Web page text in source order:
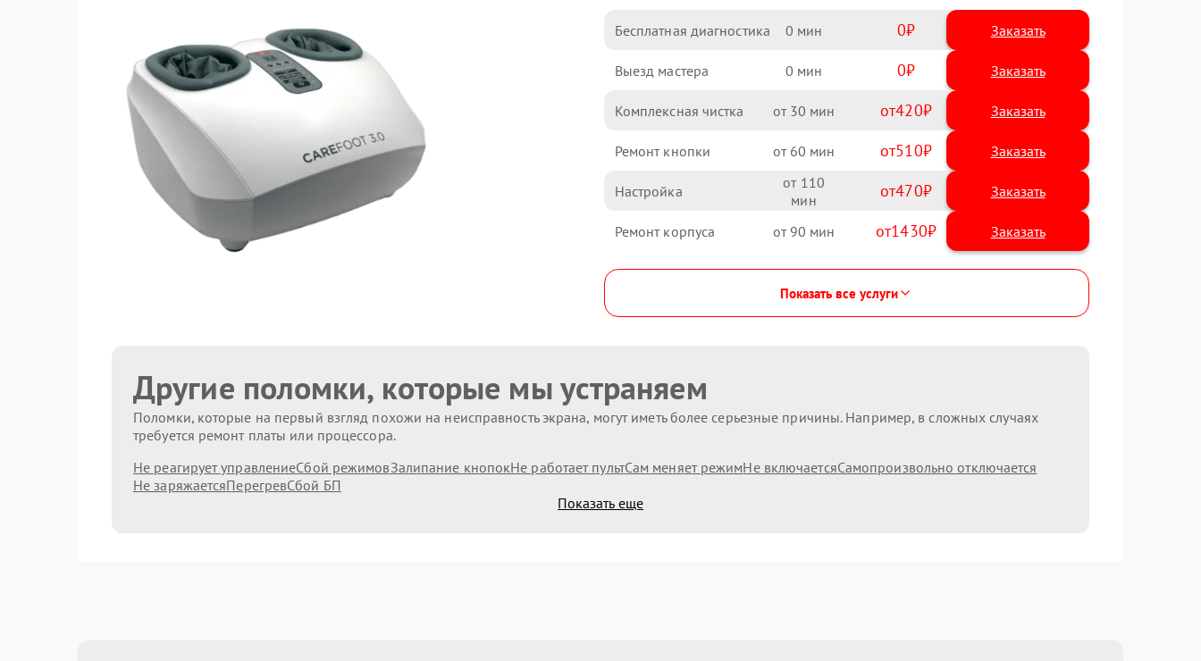
Бесплатная диагностика 0 0 Заказать
Выезд мастера 0 0 Заказать
Комплексная чистка 30 420
Ремонт кнопки 60 510
Настройка 110 470
Ремонт корпуса 90 1430
Показать все услуги
Другие поломки, которые мы устраняем
Поломки, которые на первый взгляд похожи на неисправность экрана, могут иметь более серьезные причины. Например, в сложных случаях
требуется ремонт платы или процессора.
Не реагирует управлениеСбой режимовЗалипание кнопокНе работает пультСам меняет режимНе включаетсяСамопроизвольно отключается
Не заряжаетсяПерегревСбой БП
Показать еще